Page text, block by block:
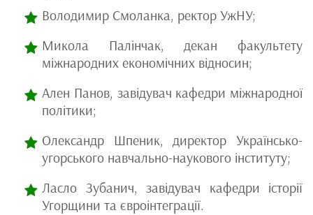
Володимир Смоланка, ректор УжНУ;
Микола Палінчак, декан факультету
міжнародних економічних відносин;
Ален Панов, завідувач кафедри міжнародної
політики;
Олександр Шпеник, директор Українсько-
угорського навчально-наукового інституту;
Ласло Зубанич, завідувач кафедри історії
Угорщини та євроінтеграції.